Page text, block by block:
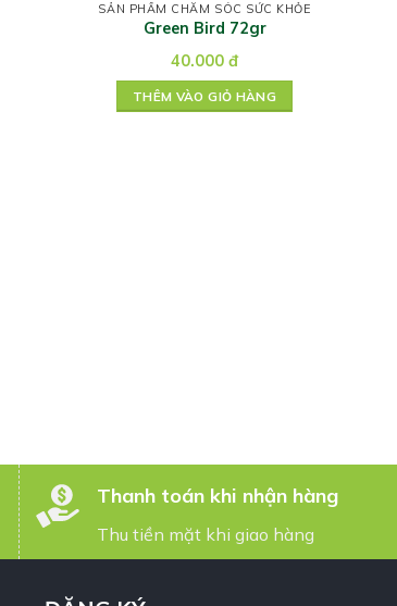
SẢN PHẨM CHĂM SÓC SỨC KHỎE
Green Bird 72gr
40.000 đ
THÊM VÀO GIỎ HÀNG
Thanh toán khi nhận hàng
Thu tiền mặt khi giao hàng